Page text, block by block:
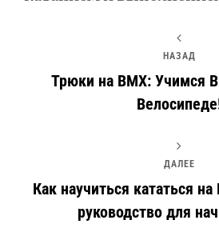
НАЗАД
Трюки на BMX: Учимся
ДАЛЕЕ
Как научиться кататься
руководство для